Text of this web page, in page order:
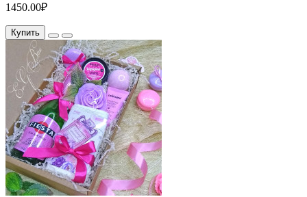
1450.00₽
Купить